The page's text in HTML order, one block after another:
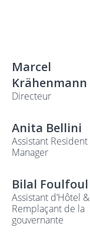
Marcel
Krähenmann
Directeur
Anita Bellini
Assistant Resident
Manager
Bilal Foulfoul
Assistant d’Hôtel &
Remplaçant de la
gouvernante